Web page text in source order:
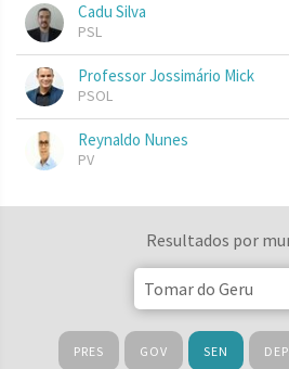
Cadu Silva
PSL
Professor Jossimário Mick
PSOL
Reynaldo Nunes
PV
Resultados por
PRES GOV SEN